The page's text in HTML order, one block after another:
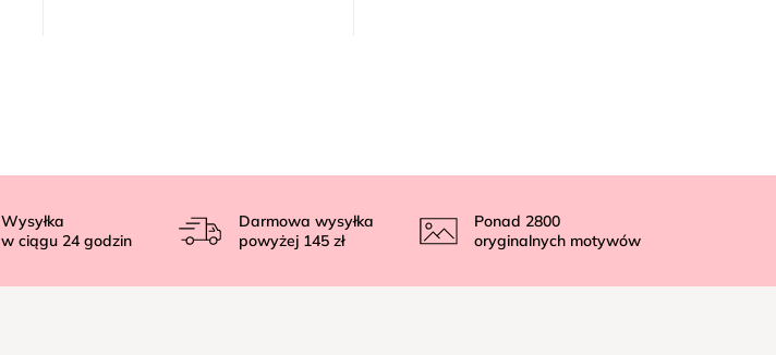
Wysyłka
w ciągu 24 godzin
Darmowa wysyłka
powyżej 145 zł
Ponad 2800
oryginalnych motywów